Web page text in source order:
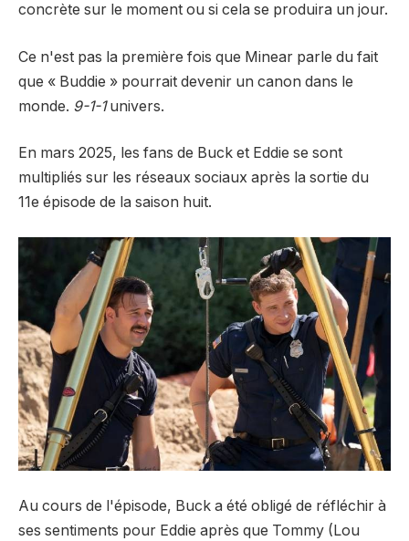
concrète sur le moment ou si cela se produira un jour.
Ce n'est pas la première fois que Minear parle du fait
que « Buddie » pourrait devenir un canon dans le
monde. 9-1-1univers.
En mars 2025, les fans de Buck et Eddie se sont
multipliés sur les réseaux sociaux après la sortie du
11e épisode de la saison huit.
Au cours de l'épisode, Buck a été obligé de réfléchir à
ses sentiments pour Eddie après que Tommy (Lou